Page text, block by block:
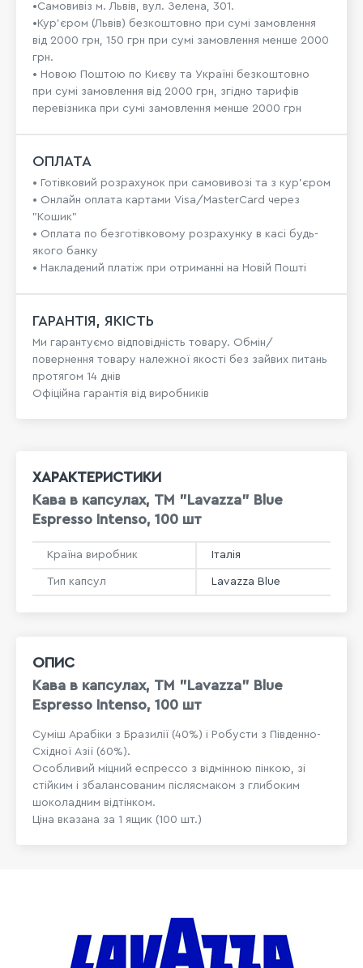
•Самовивіз м. Львів, вул. Зелена, 301.
•Кур'єром (Львів) безкоштовно при сумі замовлення
від 2000 грн, 150 грн при сумі замовлення менше 2000
грн.
• Новою Поштою по Києву та Україні безкоштовно
при сумі замовлення від 2000 грн, згідно тарифів
перевізника при сумі замовлення менше 2000 грн
ОПЛАТА
• Готівковий розрахунок при самовивозі та з кур’єром
• Онлайн оплата картами Visa/MasterCard через
"Кошик"
• Оплата по безготівковому розрахунку в касі будь-
якого банку
• Накладений платіж при отриманні на Новій Пошті
ГАРАНТІЯ, ЯКІСТЬ
Ми гарантуємо відповідність товару. Обмін/
повернення товару належної якості без зайвих питань
протягом 14 днів
Офіційна гарантія від виробників
ОПИС
Кава в капсулах, ТМ "Lavazza" Blue
Espresso Intenso, 100 шт
Суміш Арабіки з Бразилії (40%) і Робусти з Південно-
Східної Азії (60%).
Особливий міцний еспрессо з відмінною пінкою, зі
стійким і збалансованим післясмаком з глибоким
шоколадним відтінком.
Ціна вказана за 1 ящик (100 шт.)
ХАРАКТЕРИСТИКИ
Кава в капсулах, ТМ "Lavazza" Blue
Espresso Intenso, 100 шт
Країна виробник Італія
Тип капсул Lavazza Blue